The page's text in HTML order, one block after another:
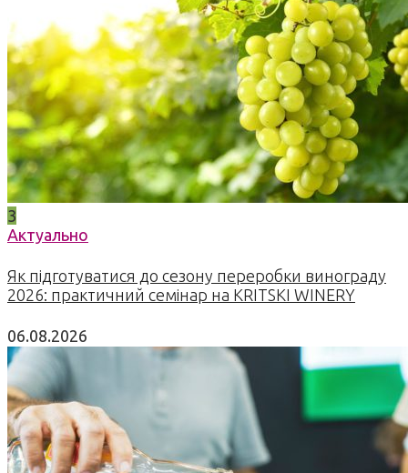
3
Актуально
Як підготуватися до сезону переробки винограду
2026: практичний семінар на KRITSKI WINERY
06.08.2026